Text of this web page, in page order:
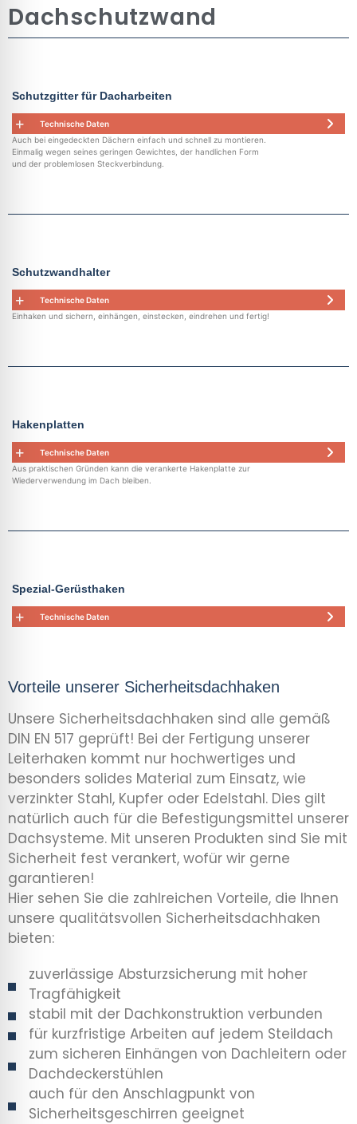
Dachschutzwand
Schutzgitter für Dacharbeiten
Technische Daten
Auch bei eingedeckten Dächern einfach und schnell zu montieren.
Einmalig wegen seines geringen Gewichtes, der handlichen Form
und der problemlosen Steckverbindung.
Schutzwandhalter
Technische Daten
Einhaken und sichern, einhängen, einstecken, eindrehen und fertig!
Hakenplatten
Technische Daten
Aus praktischen Gründen kann die verankerte Hakenplatte zur
Wiederverwendung im Dach bleiben.
Spezial-Gerüsthaken
Technische Daten
Vorteile unserer Sicherheitsdachhaken
Unsere Sicherheitsdachhaken sind alle gemäß
DIN EN 517 geprüft! Bei der Fertigung unserer
Leiterhaken kommt nur hochwertiges und
besonders solides Material zum Einsatz, wie
verzinkter Stahl, Kupfer oder Edelstahl. Dies gilt
natürlich auch für die Befestigungsmittel unserer
Dachsysteme. Mit unseren Produkten sind Sie mit
Sicherheit fest verankert, wofür wir gerne
garantieren!
Hier sehen Sie die zahlreichen Vorteile, die Ihnen
unsere qualitätsvollen Sicherheitsdachhaken
bieten:
zuverlässige Absturzsicherung mit hoher
Tragfähigkeit
stabil mit der Dachkonstruktion verbunden
für kurzfristige Arbeiten auf jedem Steildach
zum sicheren Einhängen von Dachleitern oder
Dachdeckerstühlen
auch für den Anschlagpunkt von
Sicherheitsgeschirren geeignet